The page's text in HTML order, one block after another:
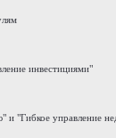
инвестициями"
"Гибкое управление